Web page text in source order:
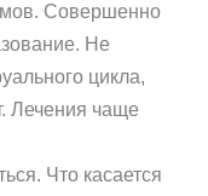
Совершенно
Не
цикла,
Лечения чаще
Что касается